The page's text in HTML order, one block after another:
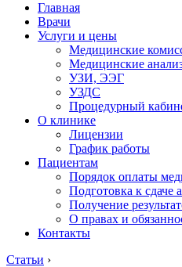
Главная
Врачи
Услуги и цены
Медицинские
Медицинские
УЗИ, ЭЭГ
УЗДС
Процедурный
О клинике
Лицензии
График работы
Пациентам
Порядок оплаты
Подготовка к сдаче
Получение
О правах и
Контакты
Статьи ›